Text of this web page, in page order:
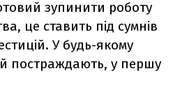
зупинити роботу
це ставить під сумнів
У будь-якому
постраждають, у першу